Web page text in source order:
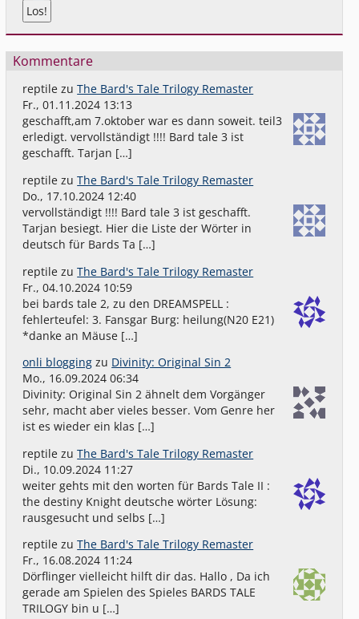
Kommentare
reptile zuThe Bard's Tale Trilogy Remaster
Fr., 01.11.2024 13:13
geschafft,am 7.oktober war es dann soweit. teil3
erledigt. vervollständigt !!!! Bard tale 3 ist
geschafft. Tarjan […]
reptile zuThe Bard's Tale Trilogy Remaster
Do., 17.10.2024 12:40
vervollständigt !!!! Bard tale 3 ist geschafft.
Tarjan besiegt. Hier die Liste der Wörter in
deutsch für Bards Ta […]
reptile zuThe Bard's Tale Trilogy Remaster
Fr., 04.10.2024 10:59
bei bards tale 2, zu den DREAMSPELL :
fehlerteufel: 3. Fansgar Burg: heilung(N20 E21)
*danke an Mäuse […]
onli blogging zu Divinity: Original Sin 2
Mo., 16.09.2024 06:34
Divinity: Original Sin 2 ähnelt dem Vorgänger
sehr, macht aber vieles besser. Vom Genre her
ist es wieder ein klas […]
reptile zuThe Bard's Tale Trilogy Remaster
Di., 10.09.2024 11:27
weiter gehts mit den worten für Bards Tale II :
the destiny Knight deutsche wörter Lösung:
rausgesucht und selbs […]
reptile zuThe Bard's Tale Trilogy Remaster
Fr., 16.08.2024 11:24
Dörflinger vielleicht hilft dir das. Hallo , Da ich
gerade am Spielen des Spieles BARDS TALE
TRILOGY bin u […]